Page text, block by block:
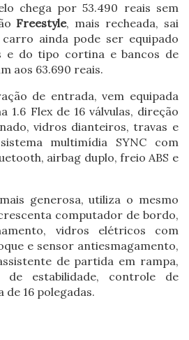
chega por 53.490 reais sem
Freestyle, mais recheada, sai
ainda pode ser equipado
e do tipo cortina e bancos de
aos 63.690 reais.
de entrada, vem equipada
1.6 Flex de 16 válvulas, direção
vidros dianteiros, travas e
multimídia SYNC com
airbag duplo, freio ABS e
generosa, utiliza o mesmo
computador de bordo,
vidros elétricos com
e sensor antiesmagamento,
de partida em rampa,
de estabilidade, controle de
16 polegadas.